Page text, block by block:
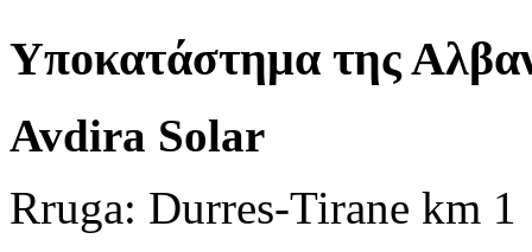
Υποκατάστημα της
Avdira Solar
Rruga: Durres-Tirane km 1